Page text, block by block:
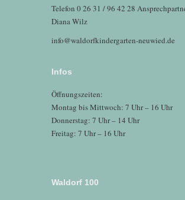
Telefon 0 26 31 / 96 42 28
Diana Wilz
info@waldorfkindergarten-neuwied.de
Infos
Öffnungszeiten:
Montag bis Mittwoch: 7 Uhr – 16 Uhr
Donnerstag: 7 Uhr – 14 Uhr
Freitag: 7 Uhr – 16 Uhr
Waldorf 100